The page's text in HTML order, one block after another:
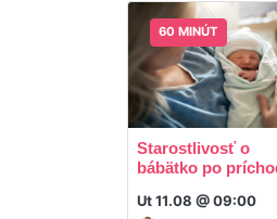
60 MINÚT
Starostlivosť o
bábätko po
Ut 11.08 @ 09:00